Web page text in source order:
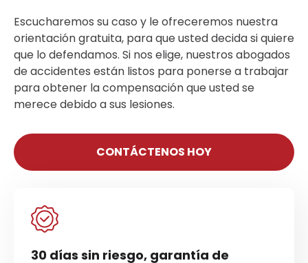
Escucharemos su caso y le ofreceremos nuestra
orientación gratuita, para que usted decida si quiere
que lo defendamos. Si nos elige, nuestros abogados
de accidentes están listos para ponerse a trabajar
para obtener la compensación que usted se
merece debido a sus lesiones.
CONTÁCTENOS HOY
30 días sin riesgo, garantía de